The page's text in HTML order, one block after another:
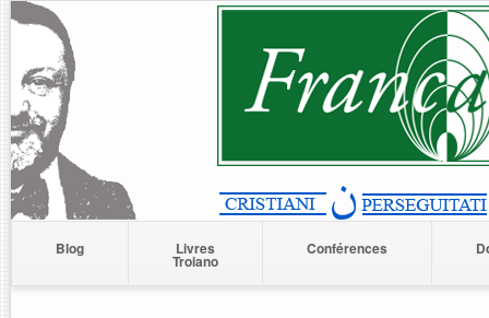
Blog Livres
Troiano
Conférences